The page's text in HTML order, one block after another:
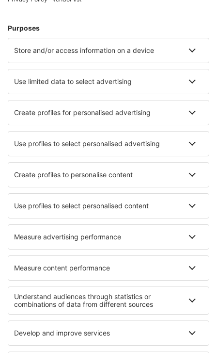
Unterkunft in Chania Unterkunft in Alexandroupoli
Unterkunft in Skala (Kefalonia) Unterkunft in Acharavi
Die besten Unterkünfte - Städte
Unterkunft in Assesse Unterkunft in Reimershagen
Unterkunft in Hampton Unterkunft in Queanbeyan
Unterkunft in Easton on the Hill Unterkunft in Leugny
Unterkunft in Greek Islands Unterkunft in Epirus
Unterkunft auf Naxos Unterkunft in der Schweiz
Unterkunft in Warmia Unterkunft in Durres
Unterkunft in Rondane-Nationalpark